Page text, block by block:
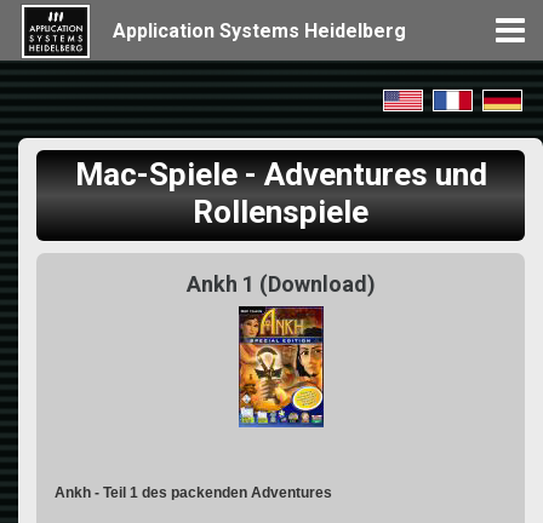
Application Systems Heidelberg
Mac-Spiele - Adventures und
Rollenspiele
Ankh 1 (Download)
Ankh - Teil 1 des packenden Adventures